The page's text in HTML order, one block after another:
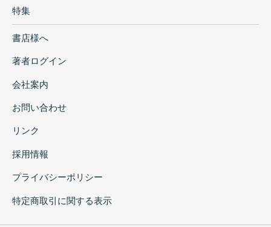
特集
書店様へ
著者ログイン
会社案内
お問い合わせ
リンク
採用情報
プライバシーポリシー
特定商取引に関する表示